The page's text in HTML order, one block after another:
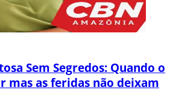
Sem Segredos: Quando o
mas as feridas não deixam